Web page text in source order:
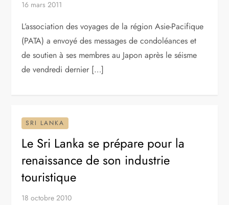
16 mars 2011
L’association des voyages de la région Asie-Pacifique
(PATA) a envoyé des messages de condoléances et
de soutien à ses membres au Japon après le séisme
de vendredi dernier […]
SRI LANKA
Le Sri Lanka se prépare pour la
renaissance de son industrie
touristique
18 octobre 2010